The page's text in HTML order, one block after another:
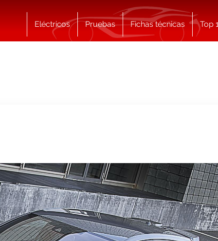
Eléctricos Pruebas Fichas técnicas Top